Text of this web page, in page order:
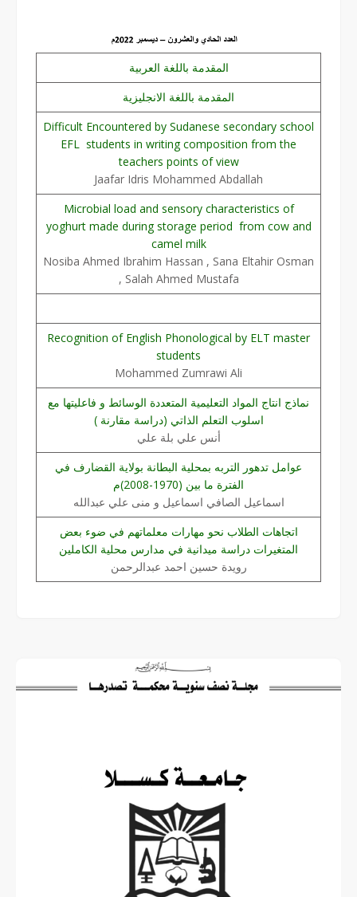
المقدمة باللغة العربية
المقدمة باللغة الانجليزية
Difficult Encountered by Sudanese secondary school
EFL students in writing composition from the
teachers points of view
Jaafar Idris Mohammed Abdallah
Microbial load and sensory characteristics of
yoghurt made during storage period from cow and
camel milk
Nosiba Ahmed Ibrahim Hassan , Sana Eltahir Osman
, Salah Ahmed Mustafa
Recognition of English Phonological by ELT master
students
Mohammed Zumrawi Ali
نماذج انتاج المواد التعليمية المتعددة الوسائط و فاعليتها مع
اسلوب التعلم الذاتي (دراسة مقارنة )
أنس علي بلة علي
عوامل تدهور التربه بمحلية البطانة بولاية القضارف في
الفترة ما بين (1970-2008)م
اسماعيل الصافي اسماعيل و منى علي عبدالله
اتجاهات الطلاب نحو مهارات معلماتهم في ضوء بعض
المتغيرات دراسة ميدانية في مدارس محلية الكاملين
رويدة حسين احمد عبدالرحمن